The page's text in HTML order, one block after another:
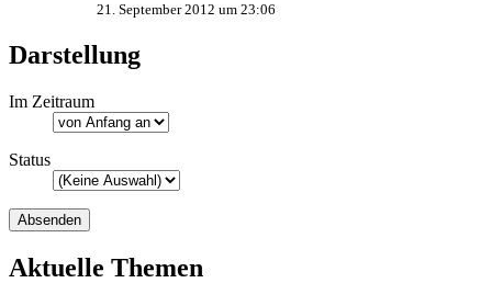
21. September 2012 um 23:06
Darstellung
Im Zeitraum
Status
Aktuelle Themen